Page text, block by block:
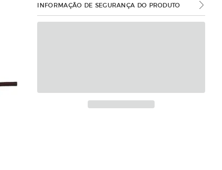
INFORMAÇÃO DE SEGURANÇA DO PRODUTO